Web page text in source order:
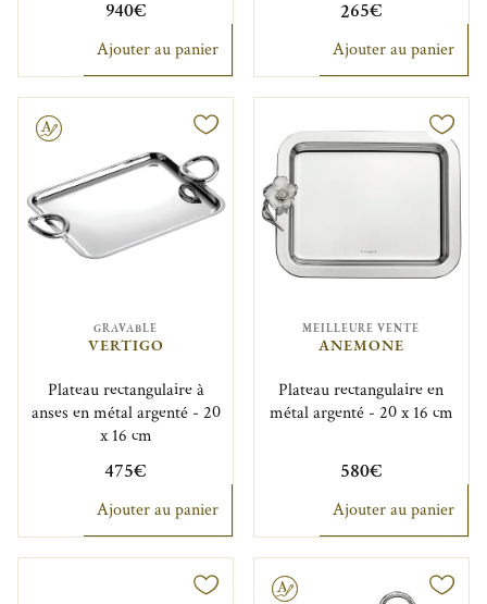
940€
Ajouter au panier
265€
Ajouter au panier
GRAVABLE
VERTIGO
Plateau rectangulaire à
anses en métal argenté - 20
x 16 cm
475€
Ajouter au panier
MEILLEURE VENTE
ANEMONE
Plateau rectangulaire en
métal argenté - 20 x 16 cm
580€
Ajouter au panier
Gravable